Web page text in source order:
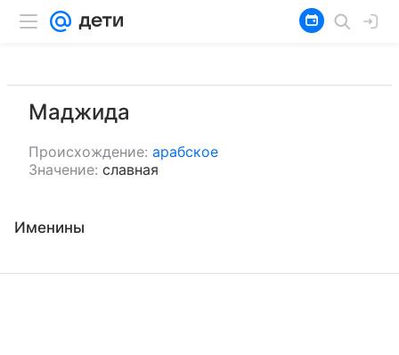
Маджида
Происхождение: арабское
Значение: славная
Именины